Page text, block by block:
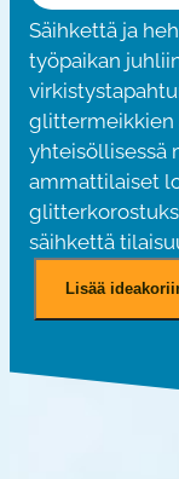
Säihkettä ja
työpaikan
glittermeikkien
yhteisöllisessä
ammattilaiset
säihkettä
Lisää